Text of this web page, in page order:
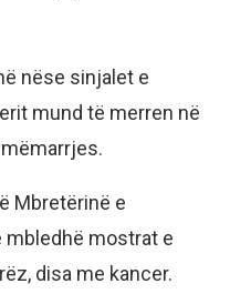
nëse sinjalet e
mund të merren në
Mbretërinë e
mbledhë mostrat e
disa me kancer.